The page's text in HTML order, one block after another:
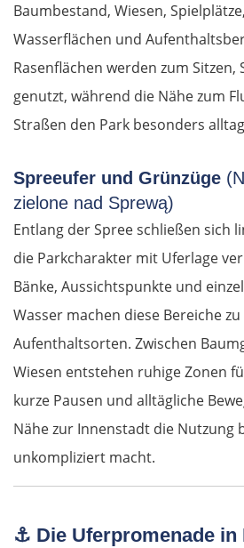
Baumbestand, Wiesen,
Wasserflächen und
Rasenflächen werden zum Sitzen,
genutzt, während die Nähe zum
Straßen den Park besonders
Spreeufer und Grünzüge
zielone nad Sprewą)
Entlang der Spree schließen sich
die Parkcharakter mit Uferlage
Bänke, Aussichtspunkte und
Wasser machen diese Bereiche
Aufenthaltsorten. Zwischen
Wiesen entstehen ruhige Zonen
kurze Pausen und alltägliche
Nähe zur Innenstadt die Nutzung
unkompliziert macht.
⚓ Die Uferpromenade